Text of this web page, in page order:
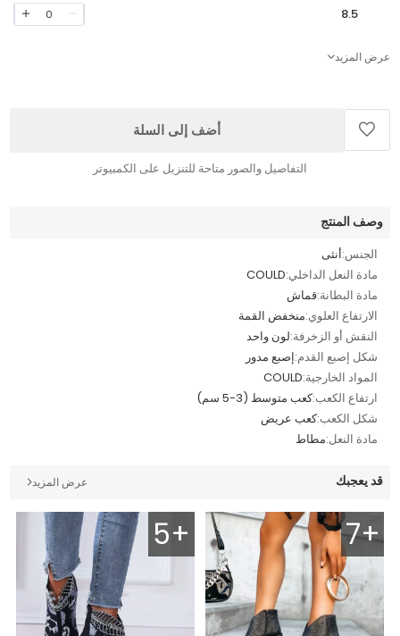
8.5
0
عرض المزيد
أضف إلى السلة
التفاصيل والصور متاحة للتنزيل على الكمبيوتر
وصف المنتج
الجنس:أنثى
مادة النعل الداخلي:COULD
مادة البطانة:قماش
الارتفاع العلوي:منخفض القمة
النقش أو الزخرفة:لون واحد
شكل إصبع القدم:إصبع مدور
المواد الخارجية:COULD
ارتفاع الكعب:كعب متوسط (3-5 سم)
شكل الكعب:كعب عريض
مادة النعل:مطاط
قد يعجبك عرض المزيد
7+
5+